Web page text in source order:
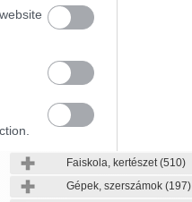
Kertészeti szaknévsor
Faiskola, kertészet(510)
Gépek, szerszámok (197)